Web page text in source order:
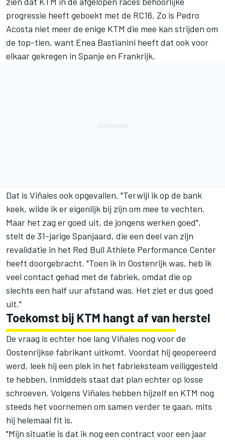
progressie heeft geboekt met de RC16. Zo is Pedro
Acosta niet meer de enige KTM die mee kan strijden om
de top-tien, want Enea Bastianini heeft dat ook voor
elkaar gekregen in Spanje en Frankrijk.
Dat is Viñales ook opgevallen. "Terwijl ik op de bank
keek, wilde ik er eigenlijk bij zijn om mee te vechten.
Maar het zag er goed uit, de jongens werken goed",
stelt de 31-jarige Spanjaard, die een deel van zijn
revalidatie in het Red Bull Athlete Performance Center
heeft doorgebracht. "Toen ik in Oostenrijk was, heb ik
veel contact gehad met de fabriek, omdat die op
slechts een half uur afstand was. Het ziet er dus goed
uit."
Toekomst bij KTM hangt af van herstel
De vraag is echter hoe lang Viñales nog voor de
Oostenrijkse fabrikant uitkomt. Voordat hij geopereerd
werd, leek hij een plek in het fabrieksteam veiliggesteld
te hebben. Inmiddels staat dat plan echter op losse
schroeven. Volgens Viñales hebben hijzelf en KTM nog
steeds het voornemen om samen verder te gaan, mits
hij helemaal fit is.
"Mijn situatie is dat ik nog een contract voor een jaar